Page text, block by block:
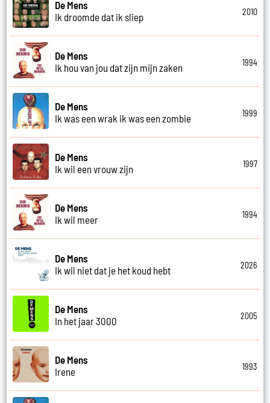
De Mens
Ik droomde dat ik sliep
2010
De Mens
Ik hou van jou dat zijn mijn zaken
1994
De Mens
Ik was een wrak ik was een zombie
1999
De Mens
Ik wil een vrouw zijn
1997
De Mens
Ik wil meer
1994
De Mens
Ik wil niet dat je het koud hebt
2026
De Mens
In het jaar 3000
2005
De Mens
Irene
1993